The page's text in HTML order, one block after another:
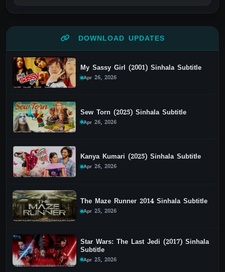
DOWNLOAD UPDATES
My Sassy Girl (2001) Sinhala Subtitle
Apr 26, 2026
Sew Torn (2025) Sinhala Subtitle
Apr 26, 2026
Kanya Kumari (2025) Sinhala Subtitle
Apr 26, 2026
The Maze Runner 2014 Sinhala Subtitle
Apr 25, 2026
Star Wars: The Last Jedi (2017) Sinhala
Subtitle
Apr 25, 2026